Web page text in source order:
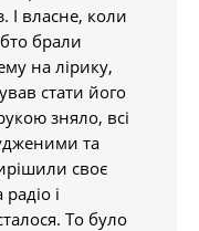
І власне, коли
брали
на лірику,
стати його
зняло, всі
та
своє
і
То було